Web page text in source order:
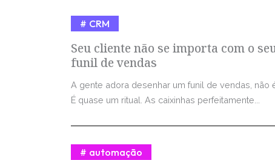
Seu cliente não se importa com o
funil de vendas
CRM
A gente adora desenhar um funil de vendas, não
É quase um ritual. As caixinhas perfeitamente...
automação